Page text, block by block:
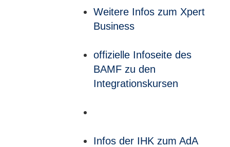
Weitere Infos zum Xpert
Business
offizielle Infoseite des
BAMF zu den
Integrationskursen
Infos der IHK zum AdA